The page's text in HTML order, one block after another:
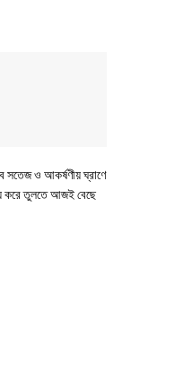
সতেজ ও আকর্ষণীয় ঘ্রাণে
করে তুলতে আজই বেছে